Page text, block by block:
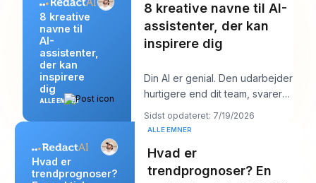
8 kreative
navne til
AI-
assistenter,
der kan
inspirere
dig
ALLE EMNER
8 kreative navne til AI-
assistenter, der kan
inspirere dig
Din AI er genial. Den udarbejder
hurtigere end dit team, svarer
klart og lyder måske endda
overraske
Sidst opdateret: 7/19/2026
Hvad er
trendprognoser?
ALLE EMNER
Hvad er
trendprognoser? En